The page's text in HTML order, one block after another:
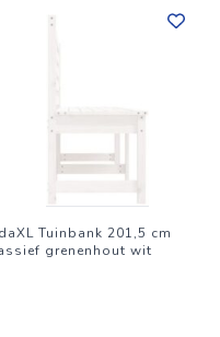
Tuinbank 201,5 cm
grenenhout wit